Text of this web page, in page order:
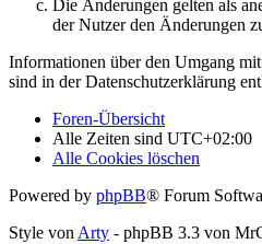
Die Änderungen gelten als
der Nutzer den Änderungen
Informationen über den Umgang
sind in der Datenschutzerklärung
Foren-Übersicht
Alle Zeiten sind UTC+02:00
Alle Cookies löschen
Powered by phpBB® Forum
Style von Arty - phpBB 3.3 von